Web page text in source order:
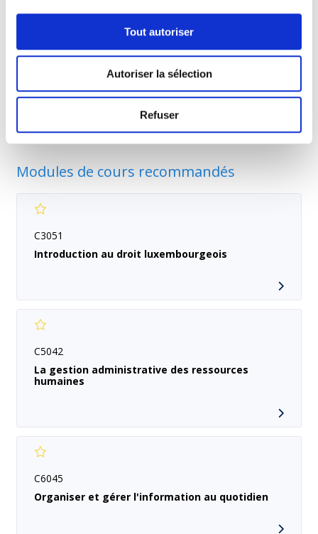
Tout autoriser
Autoriser la sélection
Refuser
La comptabilité pour non-comptables
Modules de cours recommandés
C3051
Introduction au droit luxembourgeois
C5042
La gestion administrative des ressources
humaines
C6045
Organiser et gérer l'information au quotidien